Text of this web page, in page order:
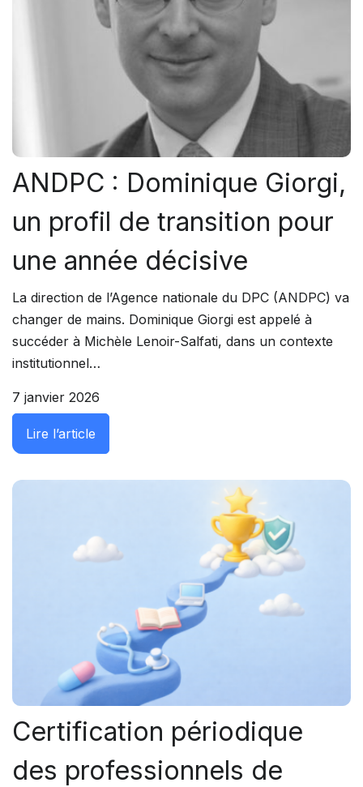
ANDPC : Dominique Giorgi,
un profil de transition pour
une année décisive
La direction de l’Agence nationale du DPC (ANDPC) va
changer de mains. Dominique Giorgi est appelé à
succéder à Michèle Lenoir-Salfati, dans un contexte
institutionnel…
7 janvier 2026
Lire l’article
Certification périodique
des professionnels de